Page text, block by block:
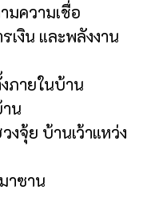
มความเชื่อ
เงิน และพลังงาน
ภายในบ้าน
น
จุ้ย บ้านเว้าแหว่ง
าซาน